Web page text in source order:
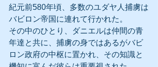
紀元前580年頃、多数のユダヤ人捕虜は
バビロン帝国に連れて行かれた。
その中のひとり、ダニエルは仲間の青
年達と共に、捕虜の身ではあるがバビ
ロン政府の中枢に置かれ、その知識と